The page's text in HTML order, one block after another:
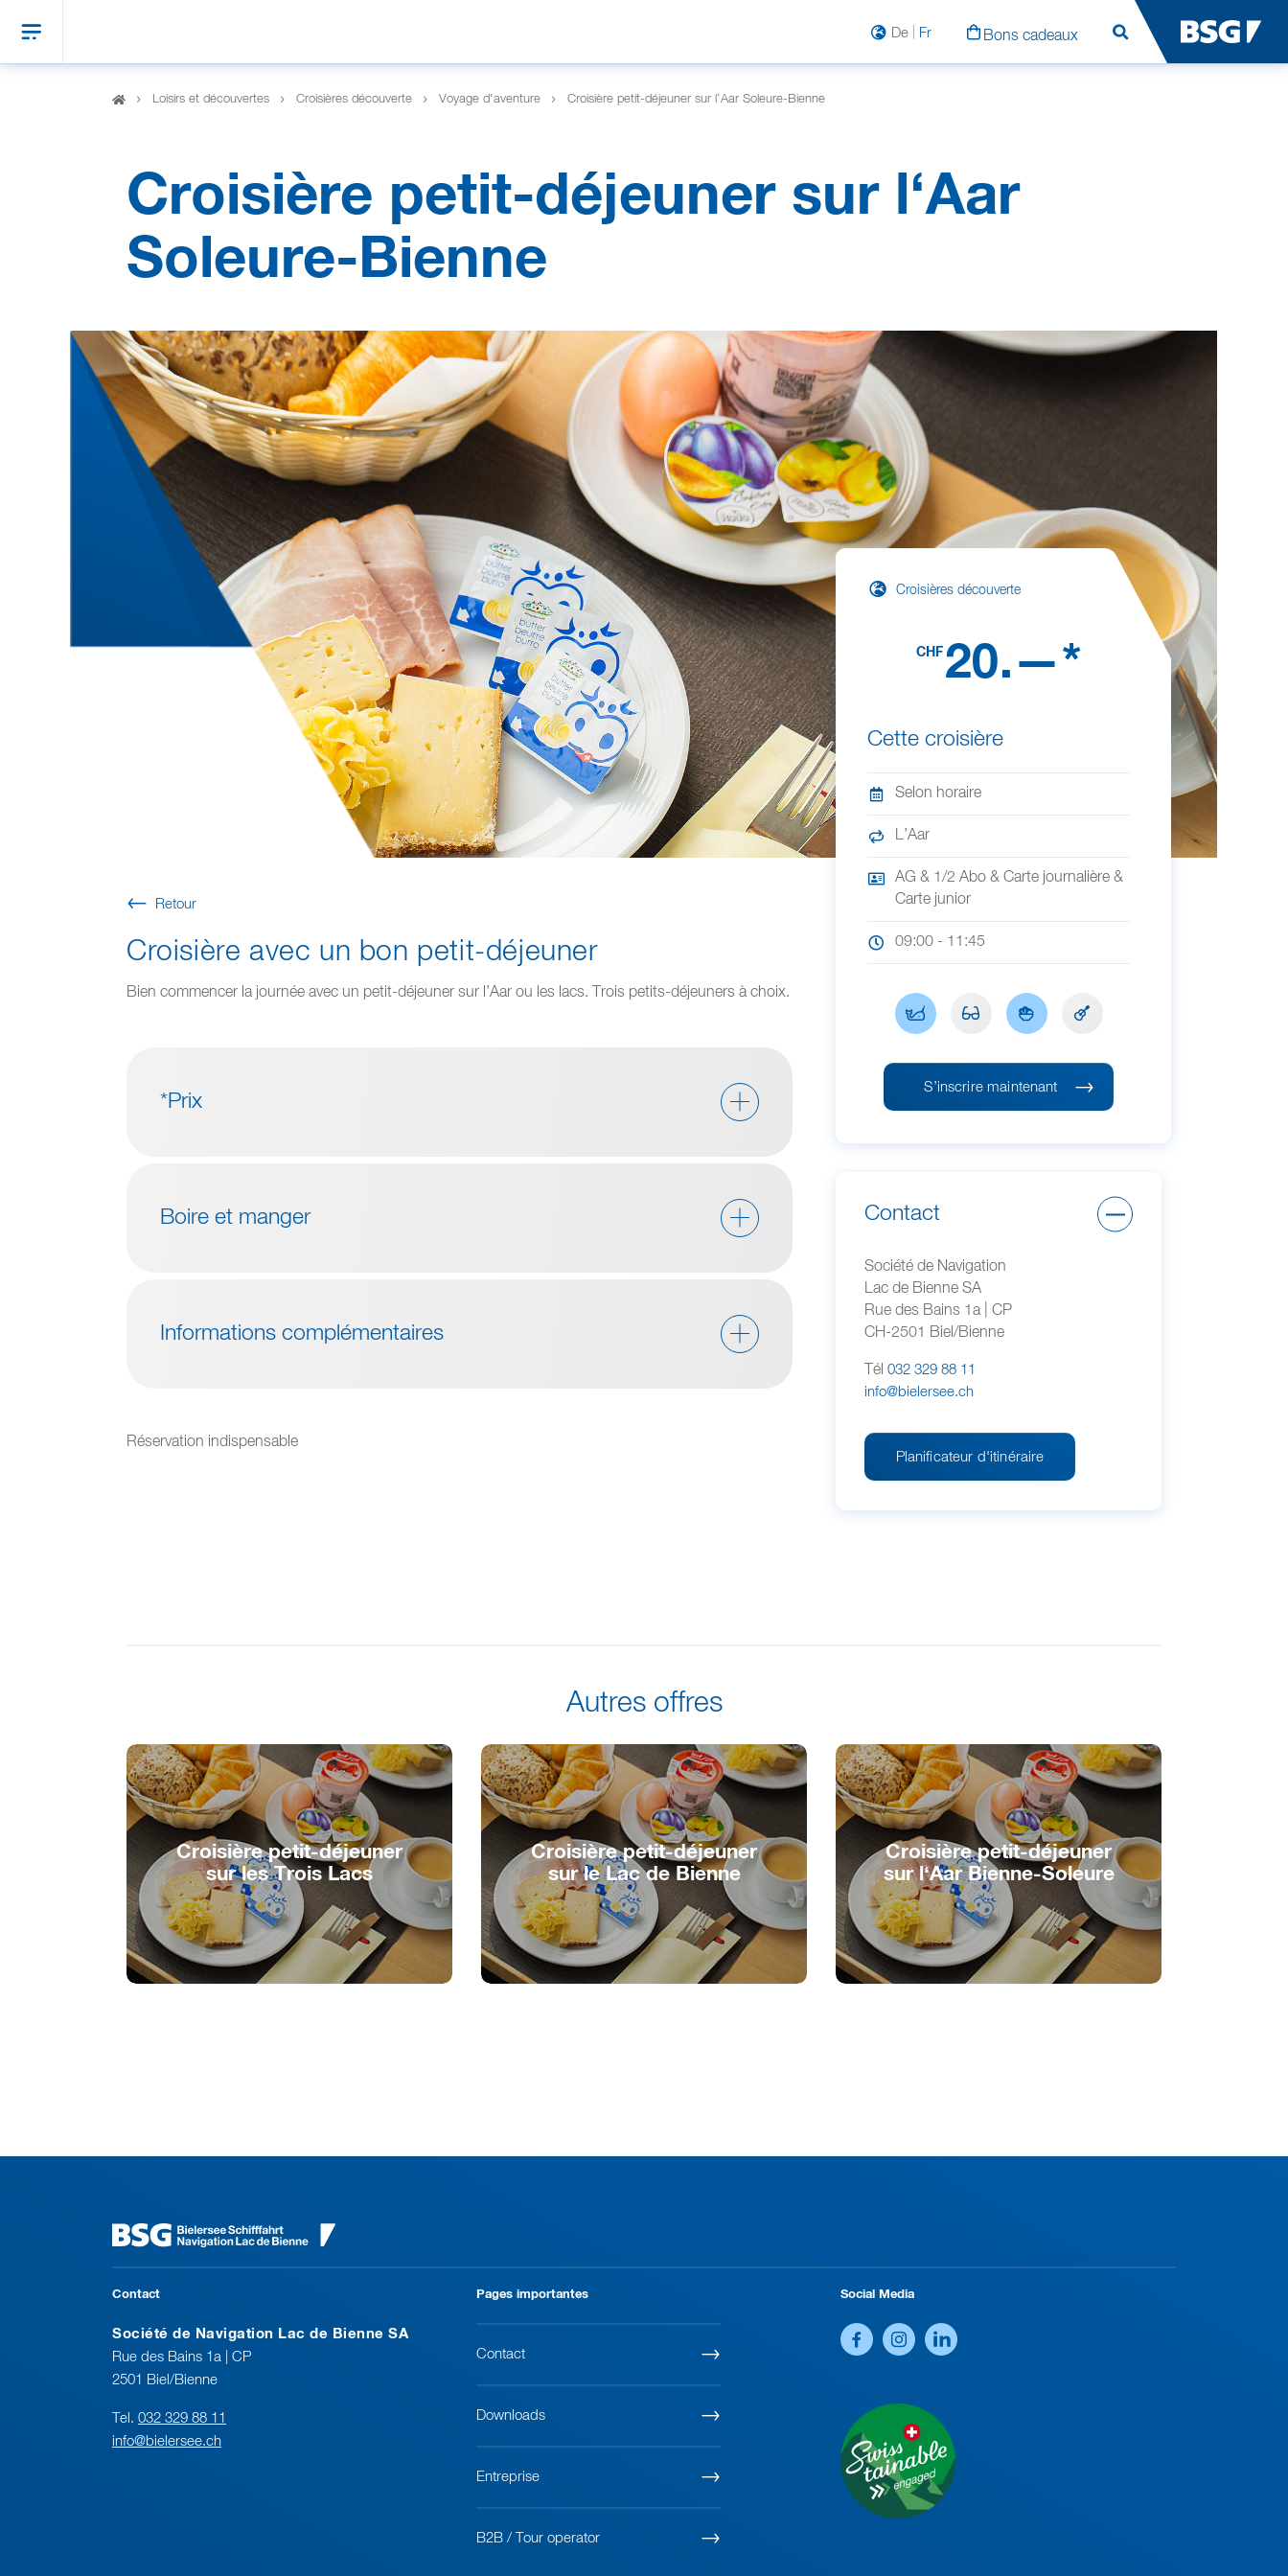
De Fr Bons cadeaux Rechercher
Loisirs et découvertes Croisières découverte Voyage d'aventure Croisière petit-déjeuner sur l‘Aar Soleure-Bienne
Croisière petit-déjeuner sur l‘Aar
Soleure-Bienne
Retour
Croisière avec un bon petit-déjeuner
Bien commencer la journée avec un petit-déjeuner sur l’Aar ou les lacs. Trois petits-déjeuners à choix.
*Prix
Boire et manger
Informations complémentaires
Réservation indispensable
Croisières découverte
CHF 20.—*
Cette croisière
Selon horaire
L’Aar
AG & 1/2 Abo & Carte journalière &
Carte junior
09:00 - 11:45
S’inscrire maintenant
Contact
Société de Navigation
Lac de Bienne SA
Rue des Bains 1a | CP
CH-2501 Biel/Bienne
Tél 032 329 88 11
info@bielersee.ch
Planificateur d'itinéraire
Autres offres
Croisière petit-déjeuner
sur les Trois Lacs
Croisière avec un bon petit-déjeuner
Croisière petit-déjeuner
sur le Lac de Bienne
Croisière avec un bon petit-déjeuner
Croisière petit-déjeuner
sur l‘Aar Bienne-Soleure
Croisière avec un bon petit-déjeuner
Contact
Société de Navigation Lac de Bienne SA
Rue des Bains 1a | CP
2501 Biel/Bienne
Tel. 032 329 88 11
info@bielersee.ch
Pages importantes
Contact
Downloads
Entreprise
B2B / Tour operator
Social Media